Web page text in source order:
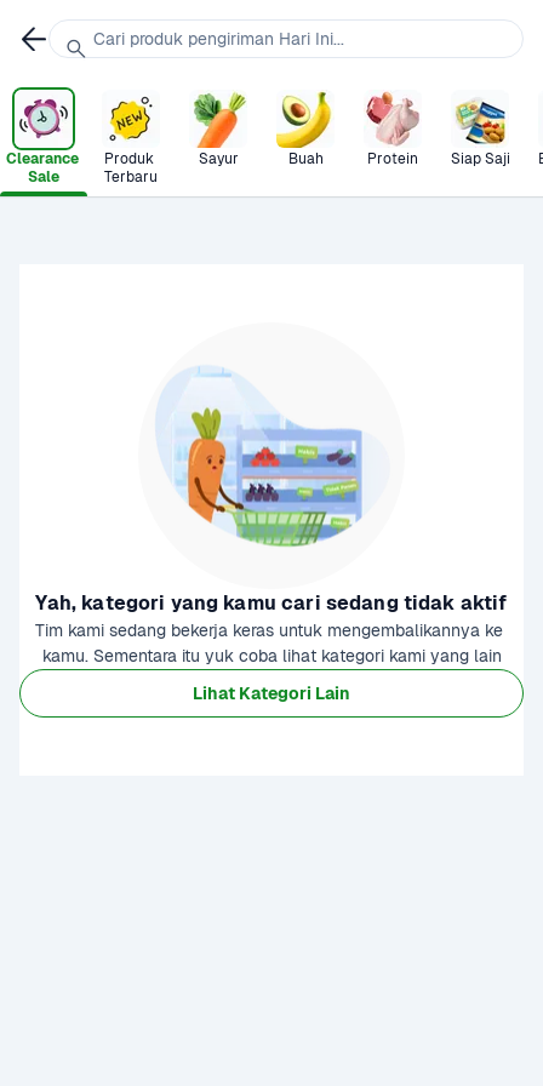
Clearance
Sale
Produk
Terbaru
Sayur Buah Protein Siap Saji
Yah, kategori yang kamu cari sedang tidak aktif
Tim kami sedang bekerja keras untuk mengembalikannya ke
kamu. Sementara itu yuk coba lihat kategori kami yang lain
Lihat Kategori Lain
Cari produk pengiriman Hari Ini...